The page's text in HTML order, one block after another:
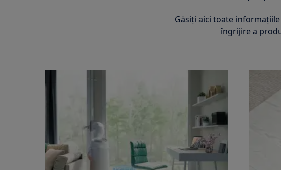
Găsiți aici toate
îngrijire a